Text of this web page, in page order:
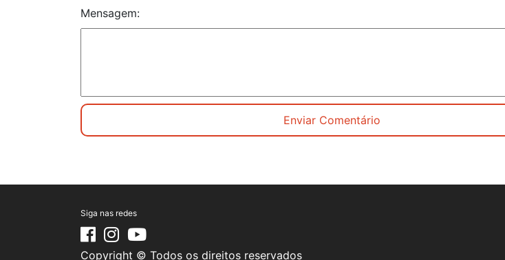
Mensagem:
Siga nas redes
Copyright © Todos os direitos reservados